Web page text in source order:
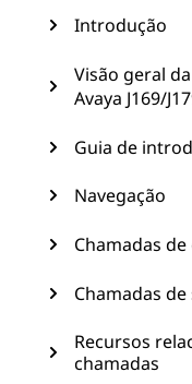
Introdução
Visão geral
Avaya J169/
Guia de
Navegação
Chamadas
Chamadas de
Recursos
chamadas